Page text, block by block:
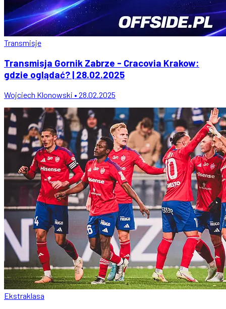
Transmisje
Transmisja Gornik Zabrze - Cracovia Krakow:
gdzie oglądać? | 28.02.2025
Wojciech Klonowski • 28.02.2025
Ekstraklasa